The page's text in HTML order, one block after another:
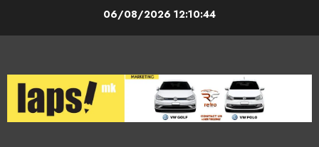
06/08/2026 12:10:44